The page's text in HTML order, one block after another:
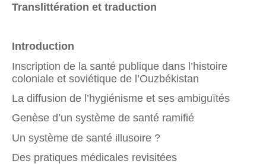
Translittération et traduction
Introduction
Inscription de la santé publique dans l’histoire
coloniale et soviétique de l’Ouzbékistan
La diffusion de l’hygiénisme et ses ambiguïtés
Genèse d’un système de santé ramifié
Un système de santé illusoire ?
Des pratiques médicales revisitées